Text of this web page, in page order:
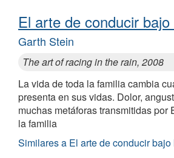
El arte de conducir
Garth Stein
The art of racing in the rain, 2008
La vida de toda la familia cambia
presenta en sus vidas. Dolor,
muchas metáforas transmitidas por
la familia
Similares a El arte de conducir